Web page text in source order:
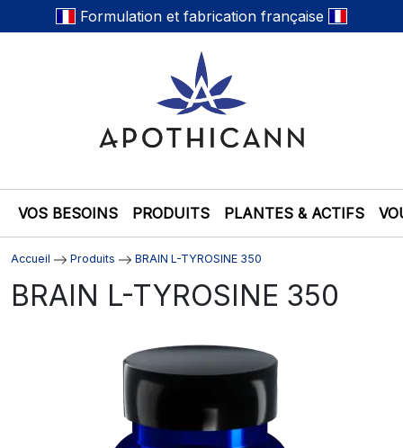
Formulation et fabrication française
VOS BESOINS PRODUITS PLANTES & ACTIFS
Accueil Produits BRAIN L-TYROSINE 350
BRAIN L-TYROSINE 350